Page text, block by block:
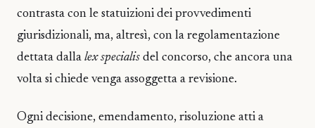
contrasta con le statuizioni dei provvedimenti
giurisdizionali, ma, altresì, con la regolamentazione
dettata dalla lex specialis del concorso, che ancora una
volta si chiede venga assoggetta a revisione.
Ogni decisione, emendamento, risoluzione atti a